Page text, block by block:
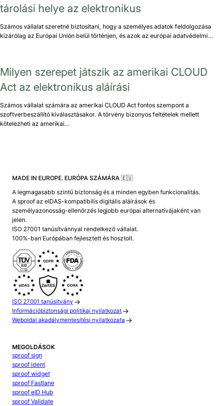
tárolási helye az elektronikus
Számos vállalat szeretné biztosítani, hogy a személyes adatok feldolgozása
kizárólag az Európai Unión belül történjen, és azok az európai adatvédelmi…
Milyen szerepet játszik az amerikai CLOUD
Act az elektronikus aláírási
Számos vállalat számára az amerikai CLOUD Act fontos szempont a
szoftverbeszállító kiválasztásakor. A törvény bizonyos feltételek mellett
kötelezheti az amerikai…
MADE IN EUROPE. EURÓPA SZÁMÁRA 🇪🇺
A legmagasabb szintű biztonság és a minden egyben funkcionalitás.
A sproof az eIDAS-kompatibilis digitális aláírások és
személyazonosság-ellenőrzés legjobb európai alternatívájaként van
jelen.
ISO 27001 tanúsítvánnyal rendelkező vállalat.
100%-ban Európában fejlesztett és hosztolt.
ISO 27001 tanúsítvány
Információbiztonsági politikai nyilatkozat
Weboldal akadálymentesítési nyilatkozata
MEGOLDÁSOK
sproof sign
sproof ident
sproof widget
sproof Fastlane
sproof eID Hub
sproof Validate